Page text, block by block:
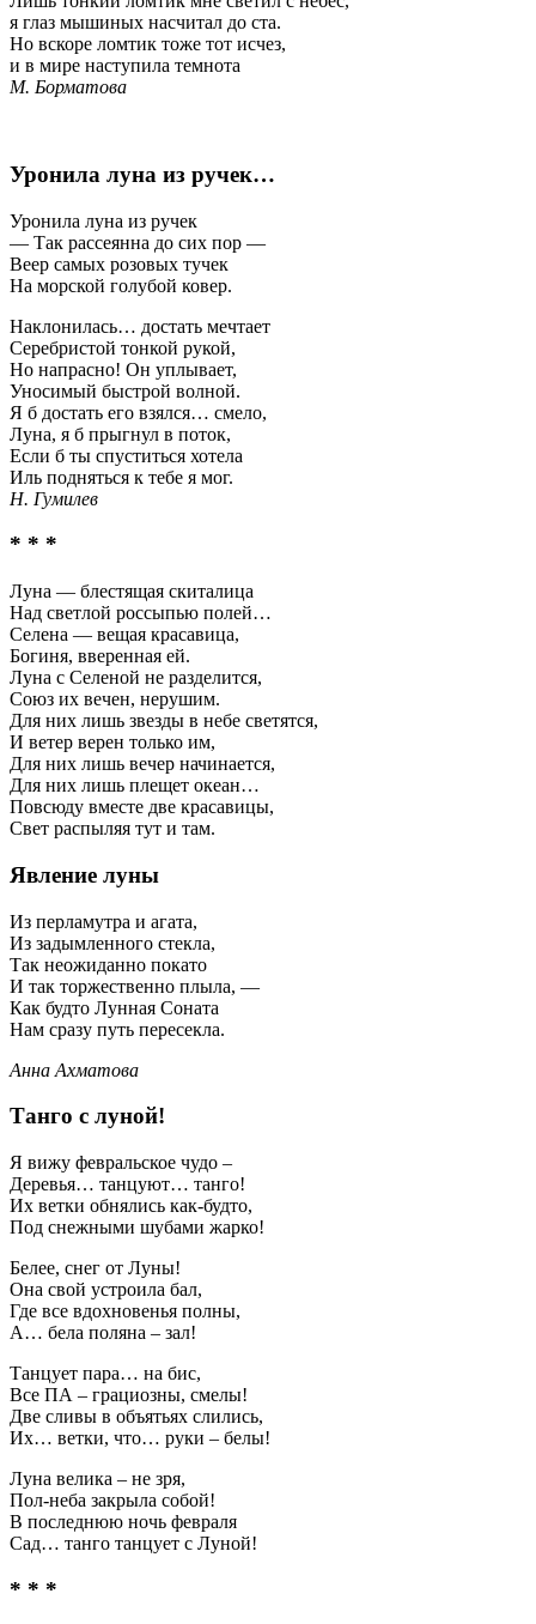
я глаз мышиных насчитал до ста.
Но вскоре ломтик тоже тот исчез,
и в мире наступила темнота
М. Борматова
Уронила луна из ручек…
Уронила луна из ручек
— Так рассеянна до сих пор —
Веер самых розовых тучек
На морской голубой ковер.
Наклонилась… достать мечтает
Серебристой тонкой рукой,
Но напрасно! Он уплывает,
Уносимый быстрой волной.
Я б достать его взялся… смело,
Луна, я б прыгнул в поток,
Если б ты спуститься хотела
Иль подняться к тебе я мог.
Н. Гумилев
* * *
Луна — блестящая скиталица
Над светлой россыпью полей…
Селена — вещая красавица,
Богиня, вверенная ей.
Луна с Селеной не разделится,
Союз их вечен, нерушим.
Для них лишь звезды в небе светятся,
И ветер верен только им,
Для них лишь вечер начинается,
Для них лишь плещет океан…
Повсюду вместе две красавицы,
Свет распыляя тут и там.
Явление луны
Из перламутра и агата,
Из задымленного стекла,
Так неожиданно покато
И так торжественно плыла, —
Как будто Лунная Соната
Нам сразу путь пересекла.
Анна Ахматова
Танго с луной!
Я вижу февральское чудо –
Деревья… танцуют… танго!
Их ветки обнялись как-будто,
Под снежными шубами жарко!
Белее, снег от Луны!
Она свой устроила бал,
Где все вдохновенья полны,
А… бела поляна – зал!
Танцует пара… на бис,
Все ПА – грациозны, смелы!
Две сливы в объятьях слились,
Их… ветки, что… руки – белы!
Луна велика – не зря,
Пол-неба закрыла собой!
В последнюю ночь февраля
Сад… танго танцует с Луной!
* * *